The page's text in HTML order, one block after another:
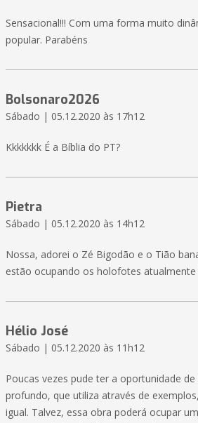
Sensacional!!! Com uma forma muito
popular. Parabéns
Bolsonaro2026
Sábado | 05.12.2020 às 17h12
Kkkkkkk É a Bíblia do PT?
Pietra
Sábado | 05.12.2020 às 14h12
Nossa, adorei o Zé Bigodão e o Tião
estão ocupando os holofotes atualmente
Hélio José
Sábado | 05.12.2020 às 11h12
Poucas vezes pude ter a oportunidade
profundo, que utiliza através de
igual. Talvez, essa obra poderá ocupar